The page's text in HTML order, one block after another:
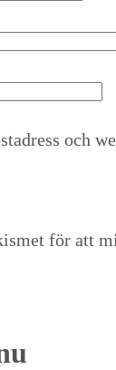
och
för att